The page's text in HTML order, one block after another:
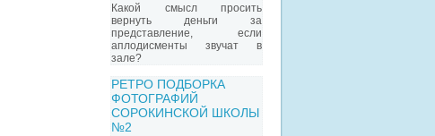
Какой смысл просить
вернуть деньги за
представление, если
аплодисменты звучат в
зале?
РЕТРО ПОДБОРКА
ФОТОГРАФИЙ
СОРОКИНСКОЙ ШКОЛЫ
№2